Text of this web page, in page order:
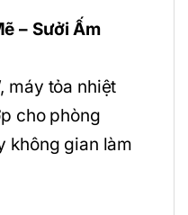
– Sưởi Ấm
máy tỏa nhiệt
cho phòng
không gian làm